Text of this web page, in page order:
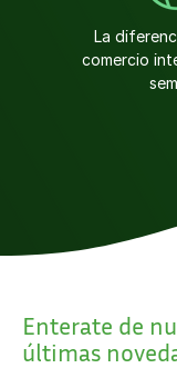
La
comercio
Enterate de
últimas